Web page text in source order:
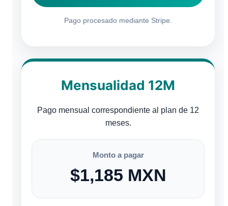
Pago procesado mediante Stripe.
Mensualidad 12M
Pago mensual correspondiente al plan de 12
meses.
Monto a pagar
$1,185 MXN